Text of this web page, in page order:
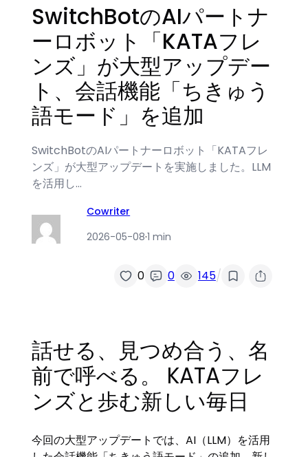
SwitchBotのAIパートナ
ーロボット「KATAフレ
ンズ」が大型アップデー
ト、会話機能「ちきゅう
語モード」を追加
SwitchBotのAIパートナーロボット「KATAフレ
ンズ」が大型アップデートを実施しました。LLM
を活用し…
Cowriter
2026-05-08·1 min
0 0 145/
話せる、見つめ合う、名
前で呼べる。 KATAフレ
ンズと歩む新しい毎日
今回の大型アップデートでは、AI（LLM）を活用